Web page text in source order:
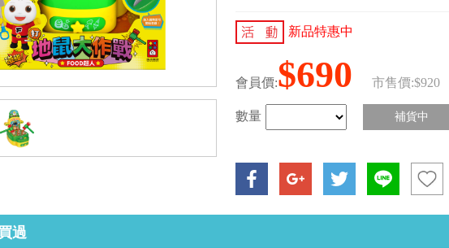
新品特惠中
會員價:$690 市售價:$920
數量
過